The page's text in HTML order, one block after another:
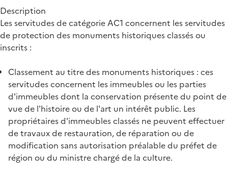
Description
Les servitudes de catégorie AC1 concernent les servitudes
de protection des monuments historiques classés ou
inscrits :
Classement au titre des monuments historiques : ces
servitudes concernent les immeubles ou les parties
d'immeubles dont la conservation présente du point de
vue de l'histoire ou de l'art un intérêt public. Les
propriétaires d'immeubles classés ne peuvent effectuer
de travaux de restauration, de réparation ou de
modification sans autorisation préalable du préfet de
région ou du ministre chargé de la culture.